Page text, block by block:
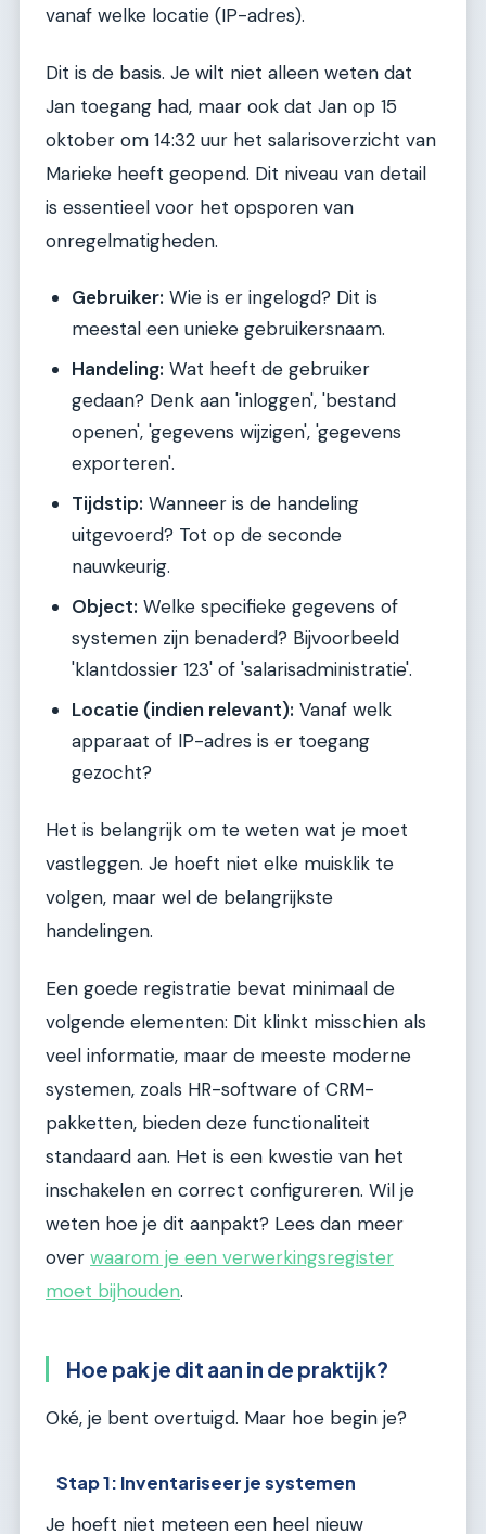
vanaf welke locatie (IP-adres).
Dit is de basis. Je wilt niet alleen weten dat
Jan toegang had, maar ook dat Jan op 15
oktober om 14:32 uur het salarisoverzicht van
Marieke heeft geopend. Dit niveau van detail
is essentieel voor het opsporen van
onregelmatigheden.
Gebruiker: Wie is er ingelogd? Dit is
meestal een unieke gebruikersnaam.
Handeling: Wat heeft de gebruiker
gedaan? Denk aan 'inloggen', 'bestand
openen', 'gegevens wijzigen', 'gegevens
exporteren'.
Tijdstip: Wanneer is de handeling
uitgevoerd? Tot op de seconde
nauwkeurig.
Object: Welke specifieke gegevens of
systemen zijn benaderd? Bijvoorbeeld
'klantdossier 123' of 'salarisadministratie'.
Locatie (indien relevant): Vanaf welk
apparaat of IP-adres is er toegang
gezocht?
Het is belangrijk om te weten wat je moet
vastleggen. Je hoeft niet elke muisklik te
volgen, maar wel de belangrijkste
handelingen.
Een goede registratie bevat minimaal de
volgende elementen: Dit klinkt misschien als
veel informatie, maar de meeste moderne
systemen, zoals HR-software of CRM-
pakketten, bieden deze functionaliteit
standaard aan. Het is een kwestie van het
inschakelen en correct configureren. Wil je
weten hoe je dit aanpakt? Lees dan meer
over waarom je een verwerkingsregister
moet bijhouden.
Hoe pak je dit aan in de praktijk?
Oké, je bent overtuigd. Maar hoe begin je?
Stap 1: Inventariseer je systemen
Je hoeft niet meteen een heel nieuw